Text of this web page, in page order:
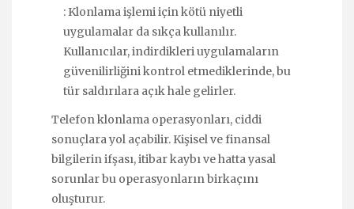
: Klonlama işlemi için kötü niyetli
uygulamalar da sıkça kullanılır.
Kullanıcılar, indirdikleri uygulamaların
güvenilirliğini kontrol etmediklerinde, bu
tür saldırılara açık hale gelirler.
Telefon klonlama operasyonları, ciddi
sonuçlara yol açabilir. Kişisel ve finansal
bilgilerin ifşası, itibar kaybı ve hatta yasal
sorunlar bu operasyonların birkaçını
oluşturur.